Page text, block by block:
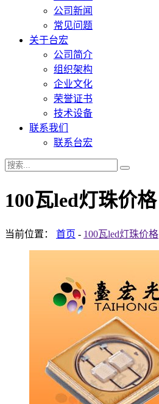
公司新闻
常见问题
关于台宏
公司简介
组织架构
企业文化
荣誉证书
技术设备
联系我们
联系台宏
100瓦led灯珠价格
当前位置： 首页 - 100瓦led灯珠价格